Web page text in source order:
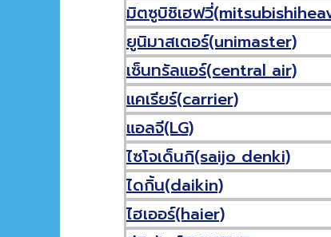
มิตซูบิชิเฮฟวี่
ยูนิมาสเตอร์(unimaster)
เซ็นทรัลแอร์(central air)
แคเรียร์(carrier)
แอลจี(LG)
ไซโจเด็นกิ(saijo denki)
ไดกิ้น(daikin)
ไฮเออร์(haier)
เกี่ยวกับเรา